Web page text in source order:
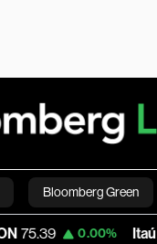
Bloomberg Green
Viagens Internacional
0.00% Itaú PN 41.83